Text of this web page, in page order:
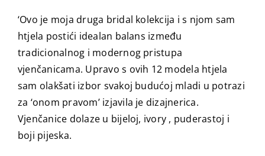
‘Ovo je moja druga bridal kolekcija i s njom sam
htjela postići idealan balans između
tradicionalnog i modernog pristupa
vjenčanicama. Upravo s ovih 12 modela htjela
sam olakšati izbor svakoj budućoj mladi u potrazi
za ‘onom pravom’ izjavila je dizajnerica.
Vjenčanice dolaze u bijeloj, ivory , puderastoj i
boji pijeska.